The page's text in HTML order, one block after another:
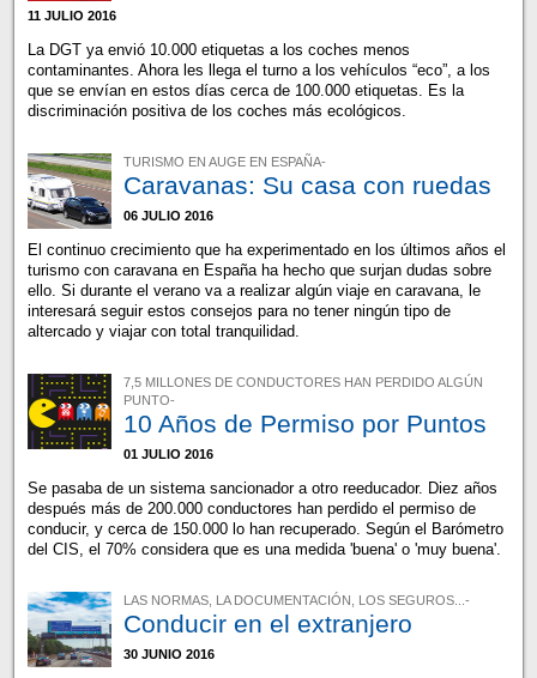
11 JULIO 2016
La DGT ya envió 10.000 etiquetas a los coches menos
contaminantes. Ahora les llega el turno a los vehículos “eco”, a los
que se envían en estos días cerca de 100.000 etiquetas. Es la
discriminación positiva de los coches más ecológicos.
TURISMO EN AUGE EN ESPAÑA-
Caravanas: Su casa con ruedas
06 JULIO 2016
El continuo crecimiento que ha experimentado en los últimos años el
turismo con caravana en España ha hecho que surjan dudas sobre
ello. Si durante el verano va a realizar algún viaje en caravana, le
interesará seguir estos consejos para no tener ningún tipo de
altercado y viajar con total tranquilidad.
7,5 MILLONES DE CONDUCTORES HAN PERDIDO ALGÚN
PUNTO-
10 Años de Permiso por Puntos
01 JULIO 2016
Se pasaba de un sistema sancionador a otro reeducador. Diez años
después más de 200.000 conductores han perdido el permiso de
conducir, y cerca de 150.000 lo han recuperado. Según el Barómetro
del CIS, el 70% considera que es una medida 'buena' o 'muy buena'.
LAS NORMAS, LA DOCUMENTACIÓN, LOS SEGUROS...-
Conducir en el extranjero
30 JUNIO 2016